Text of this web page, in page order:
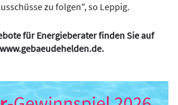
zu folgen", so Leppig.
für Energieberater finden Sie auf
www.gebaeudehelden.de.